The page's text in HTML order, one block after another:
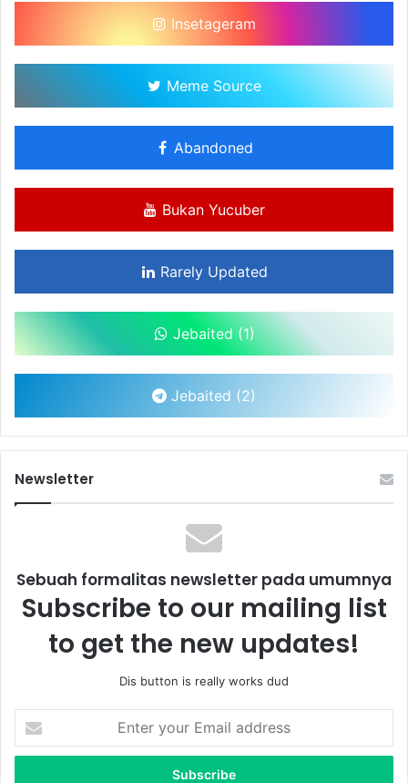
Insetageram
Meme Source
Abandoned
Bukan Yucuber
Rarely Updated
Jebaited (1)
Jebaited (2)
Newsletter
Sebuah formalitas newsletter pada umumnya
Subscribe to our mailing list
to get the new updates!
Dis button is really works dud
your
Email